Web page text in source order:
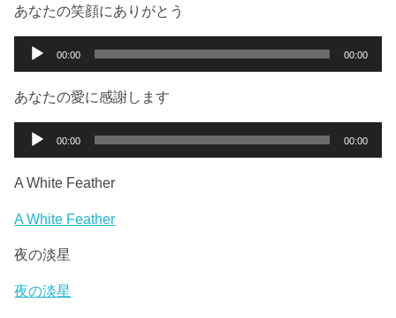
レ
ー
あなたの笑顔にありがとう
プ
レ
ー
00:00 00:00
あなたの愛に感謝します
音
ー
00:00 00:00
A White Feather
A White Feather
夜の淡星
夜の淡星